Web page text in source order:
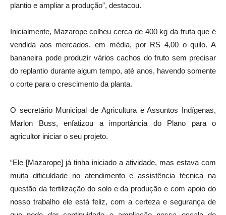
plantio e ampliar a produção”, destacou.
Inicialmente, Mazarope colheu cerca de 400 kg da fruta que é
vendida aos mercados, em média, por RS 4,00 o quilo. A
bananeira pode produzir vários cachos do fruto sem precisar
do replantio durante algum tempo, até anos, havendo somente
o corte para o crescimento da planta.
O secretário Municipal de Agricultura e Assuntos Indígenas,
Marlon Buss, enfatizou a importância do Plano para o
agricultor iniciar o seu projeto.
“Ele [Mazarope] já tinha iniciado a atividade, mas estava com
muita dificuldade no atendimento e assistência técnica na
questão da fertilização do solo e da produção e com apoio do
nosso trabalho ele está feliz, com a certeza e segurança de